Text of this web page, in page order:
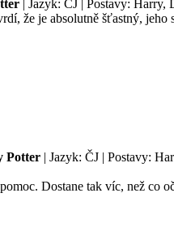
| Jazyk: ČJ | Postavy: Harry,
že je absolutně šťastný,
Potter | Jazyk: ČJ | Postavy:
Dostane tak víc, než co